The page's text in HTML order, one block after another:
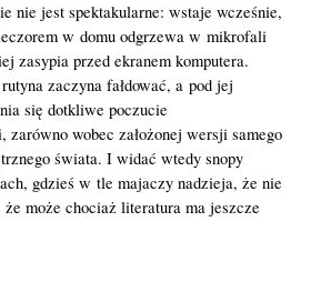
nie jest spektakularne: wstaje wcześnie,
w domu odgrzewa w mikrofali
zasypia przed ekranem komputera.
zaczyna fałdować, a pod jej
się dotkliwe poczucie
zarówno wobec założonej wersji samego
świata. I widać wtedy snopy
gdzieś w tle majaczy nadzieja, że nie
może chociaż literatura ma jeszcze